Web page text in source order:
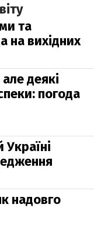
та
на вихідних
деякі
погода
Україні
надовго